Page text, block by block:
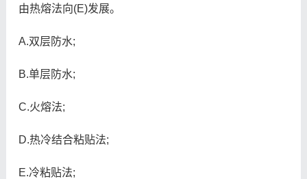
由热熔法向(E)发展。
A.双层防水;
B.单层防水;
C.火熔法;
D.热冷结合粘贴法;
E.冷粘贴法;